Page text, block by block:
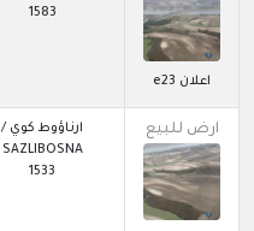
اعلان e23
1583
ارض للبيع
ارناؤوط كوي /
SAZLIBOSNA
1533